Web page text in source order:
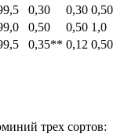
0,30 0,30 0,50
0,50 0,50 1,0
0,35** 0,12 0,50
трех сортов: